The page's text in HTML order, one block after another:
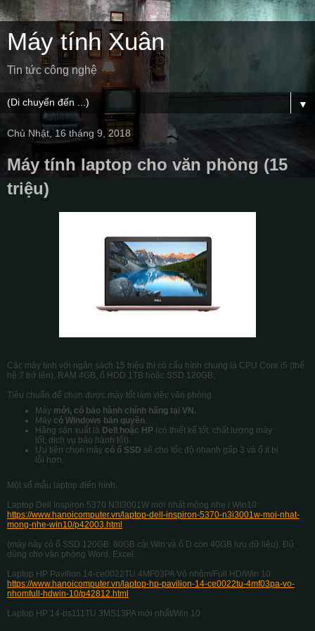
Máy tính Xuân
Tin tức công nghệ
▼
Chủ Nhật, 16 tháng 9, 2018
Máy tính laptop cho văn phòng (15
triệu)
Các máy tính với ngân sách 15 triệu thì có cấu hình chung là CPU Core i5 (thế
hệ 7 trở lên), RAM 4GB, ổ HDD 1TB hoặc SSD 120GB.
Tiêu chuẩn để chọn được máy tốt làm việc văn phòng.
Máy mới, có bảo hành chính hãng tại VN.
Máy có Windows bản quyền.
Hãng sản xuất là Dell hoặc HP(có thiết kế tốt, chất lượng máy
tốt, dịch vụ bảo hành tốt).
Ưu tiên chọn máy có ổ SSD sẽ cho tốc độ nhanh gấp 3 và ổ ít bị
lỗi hơn.
Một số mẫu laptop điển hình.
Laptop Dell Inspiron 5370 N3I3001W mới nhất mỏng nhẹ / Win10
https://www.hanoicomputer.vn/laptop-dell-inspiron-5370-n3i3001w-moi-nhat-
mong-nhe-win10/p42003.html
(máy này có ổ SSD 120GB: 80GB cài Win và ổ D còn 40GB lưu dữ liệu). Đủ
dùng cho văn phòng Word, Excel.
Laptop HP Pavilion 14-ce0022TU 4MF03PA Vỏ nhôm/Full HD/Win 10
https://www.hanoicomputer.vn/laptop-hp-pavilion-14-ce0022tu-4mf03pa-vo-
nhomfull-hdwin-10/p42812.html
Laptop HP 14-bs111TU 3MS13PA mới nhất/Win 10